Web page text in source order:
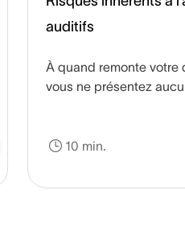
auditifs
À quand remonte votre
vous ne présentez
votre enfance. À vrai
souvent négligés. La
10 min.